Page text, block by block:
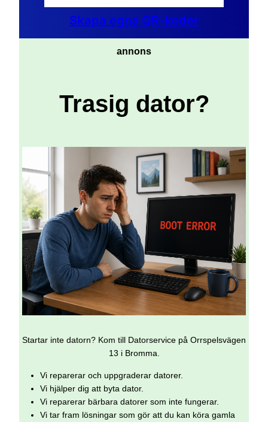
Skapa egna QR-koder
annons
Trasig dator?
Startar inte datorn? Kom till Datorservice på Orrspelsvägen
13 i Bromma.
Vi reparerar och uppgraderar datorer.
Vi hjälper dig att byta dator.
Vi reparerar bärbara datorer som inte fungerar.
Vi tar fram lösningar som gör att du kan köra gamla